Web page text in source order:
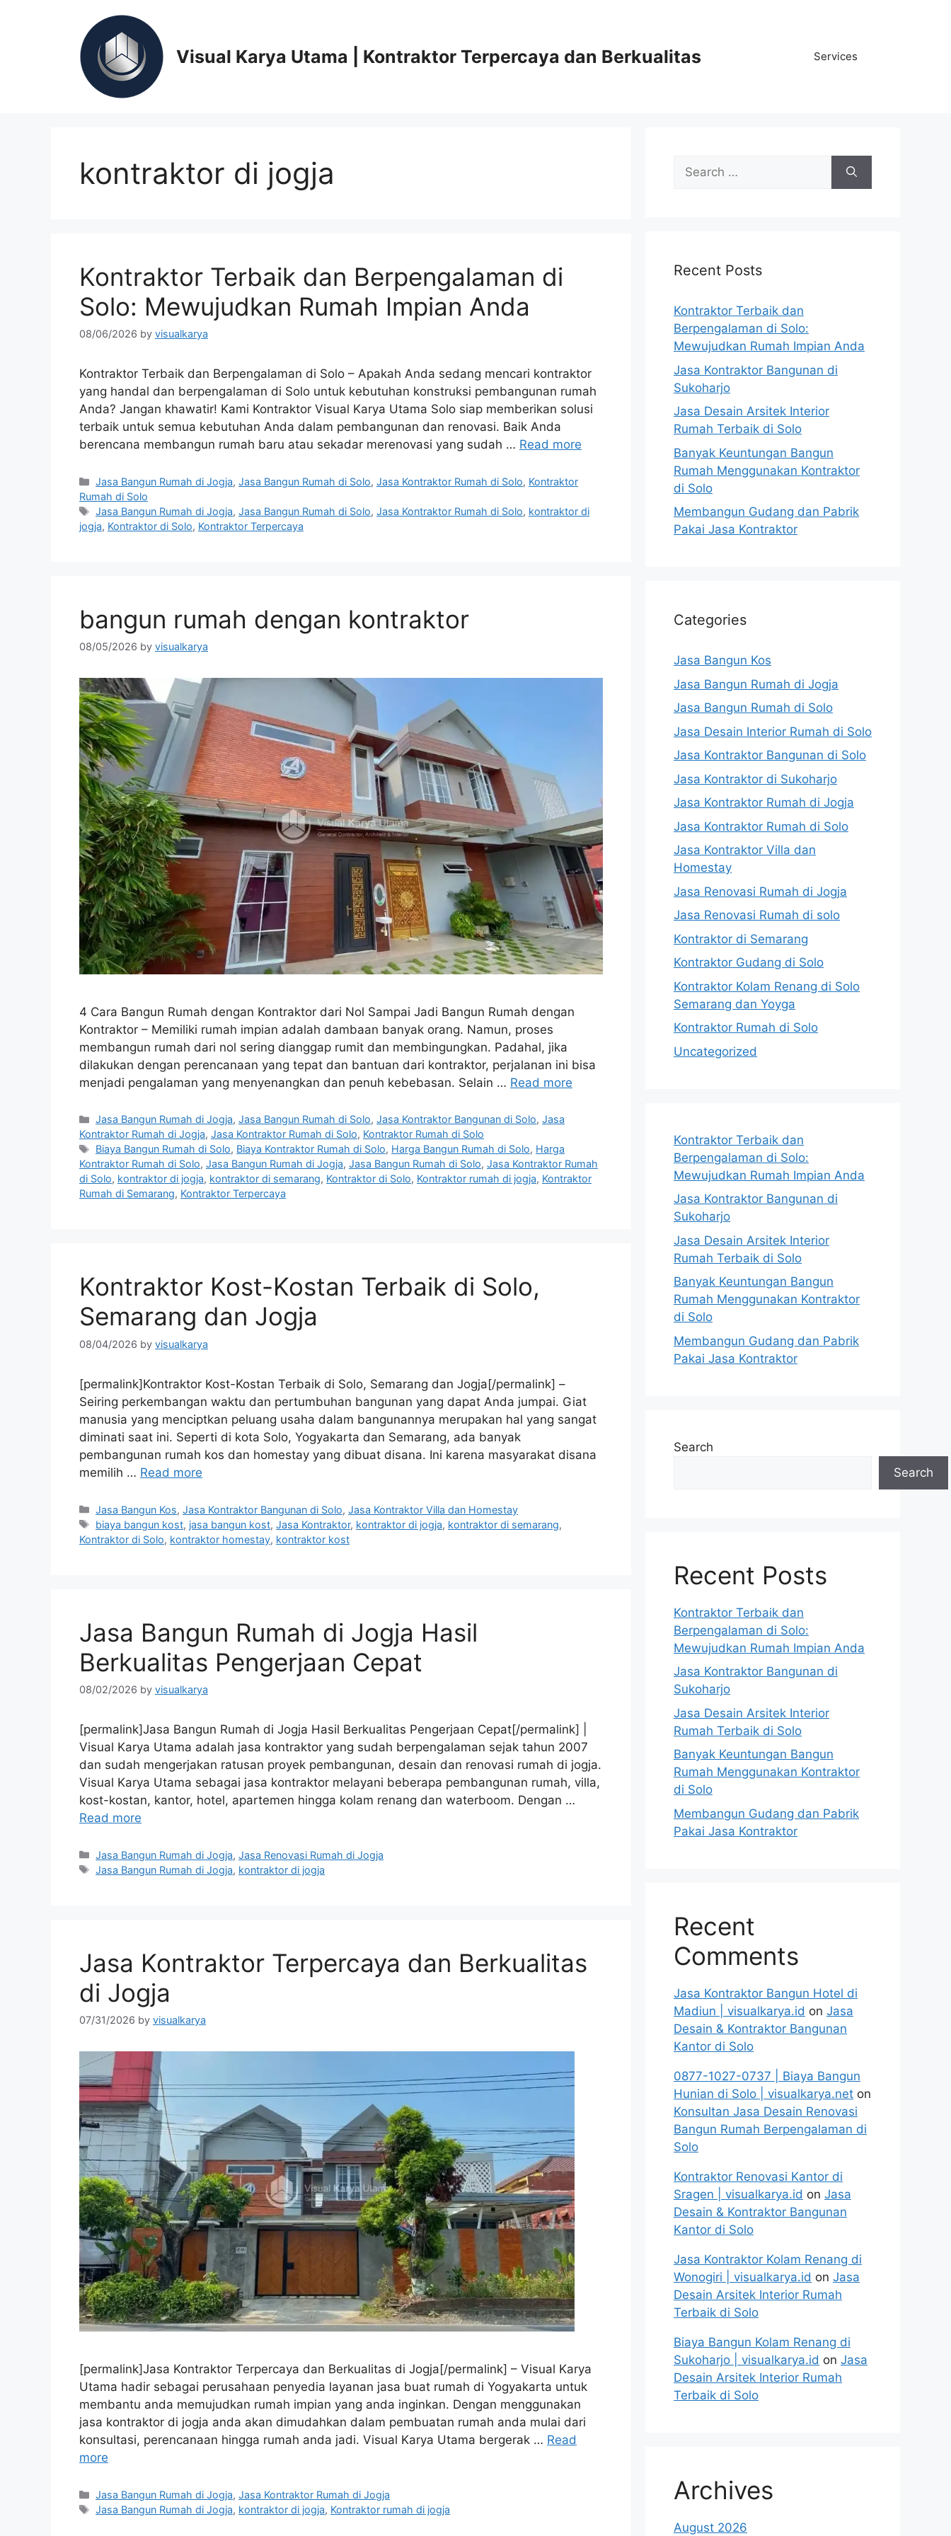
Visual Karya Utama | Kontraktor Terpercaya dan Berkualitas Services
kontraktor di jogja
Kontraktor Terbaik dan Berpengalaman di
Solo: Mewujudkan Rumah Impian Anda
08/06/2026 by visualkarya
Kontraktor Terbaik dan Berpengalaman di Solo – Apakah Anda sedang mencari kontraktor
yang handal dan berpengalaman di Solo untuk kebutuhan konstruksi pembangunan rumah
Anda? Jangan khawatir! Kami Kontraktor Visual Karya Utama Solo siap memberikan solusi
terbaik untuk semua kebutuhan Anda dalam pembangunan dan renovasi. Baik Anda
berencana membangun rumah baru atau sekadar merenovasi yang sudah … Read more
Categories
Jasa Bangun Rumah di Jogja,Jasa Bangun Rumah di Solo,Jasa Kontraktor Rumah di Solo, Kontraktor
Rumah di Solo
Tags
Jasa Bangun Rumah di Jogja,Jasa Bangun Rumah di Solo,Jasa Kontraktor Rumah di Solo, kontraktor di
jogja, Kontraktor di Solo, Kontraktor Terpercaya
bangun rumah dengan kontraktor
08/05/2026 by visualkarya
4 Cara Bangun Rumah dengan Kontraktor dari Nol Sampai Jadi Bangun Rumah dengan
Kontraktor – Memiliki rumah impian adalah dambaan banyak orang. Namun, proses
membangun rumah dari nol sering dianggap rumit dan membingungkan. Padahal, jika
dilakukan dengan perencanaan yang tepat dan bantuan dari kontraktor, perjalanan ini bisa
menjadi pengalaman yang menyenangkan dan penuh kebebasan. Selain … Read more
Categories
Jasa Bangun Rumah di Jogja,Jasa Bangun Rumah di Solo,Jasa Kontraktor Bangunan di Solo,Jasa
Kontraktor Rumah di Jogja, Jasa Kontraktor Rumah di Solo, Kontraktor Rumah di Solo
Tags
Biaya Bangun Rumah di Solo, Biaya Kontraktor Rumah di Solo, Harga Bangun Rumah di Solo, Harga
Kontraktor Rumah di Solo, Jasa Bangun Rumah di Jogja, Jasa Bangun Rumah di Solo, Jasa Kontraktor Rumah
di Solo, kontraktor di jogja, kontraktor di semarang, Kontraktor di Solo, Kontraktor rumah di jogja, Kontraktor
Rumah di Semarang, Kontraktor Terpercaya
Kontraktor Kost-Kostan Terbaik di Solo,
Semarang dan Jogja
08/04/2026 by visualkarya
[permalink]Kontraktor Kost-Kostan Terbaik di Solo, Semarang dan Jogja[/permalink] –
Seiring perkembangan waktu dan pertumbuhan bangunan yang dapat Anda jumpai. Giat
manusia yang menciptkan peluang usaha dalam bangunannya merupakan hal yang sangat
diminati saat ini. Seperti di kota Solo, Yogyakarta dan Semarang, ada banyak
pembangunan rumah kos dan homestay yang dibuat disana. Ini karena masyarakat disana
memilih … Read more
Categories
Jasa Bangun Kos,Jasa Kontraktor Bangunan di Solo,Jasa Kontraktor Villa dan Homestay
Tags
biaya bangun kost, jasa bangun kost,Jasa Kontraktor, kontraktor di jogja, kontraktor di semarang,
Kontraktor di Solo, kontraktor homestay, kontraktor kost
Jasa Bangun Rumah di Jogja Hasil
Berkualitas Pengerjaan Cepat
08/02/2026 by visualkarya
[permalink]Jasa Bangun Rumah di Jogja Hasil Berkualitas Pengerjaan Cepat[/permalink] |
Visual Karya Utama adalah jasa kontraktor yang sudah berpengalaman sejak tahun 2007
dan sudah mengerjakan ratusan proyek pembangunan, desain dan renovasi rumah di jogja.
Visual Karya Utama sebagai jasa kontraktor melayani beberapa pembangunan rumah, villa,
kost-kostan, kantor, hotel, apartemen hingga kolam renang dan waterboom. Dengan …
Read more
Categories
Jasa Bangun Rumah di Jogja,Jasa Renovasi Rumah di Jogja
Tags
Jasa Bangun Rumah di Jogja, kontraktor di jogja
Jasa Kontraktor Terpercaya dan Berkualitas
di Jogja
07/31/2026 by visualkarya
[permalink]Jasa Kontraktor Terpercaya dan Berkualitas di Jogja[/permalink] – Visual Karya
Utama hadir sebagai perusahaan penyedia layanan jasa buat rumah di Yogyakarta untuk
membantu anda memujudkan rumah impian yang anda inginkan. Dengan menggunakan
jasa kontraktor di jogja anda akan dimudahkan dalam pembuatan rumah anda mulai dari
konsultasi, perencanaan hingga rumah anda jadi. Visual Karya Utama bergerak … Read
more
Categories
Jasa Bangun Rumah di Jogja,Jasa Kontraktor Rumah di Jogja
Tags
Jasa Bangun Rumah di Jogja, kontraktor di jogja, Kontraktor rumah di jogja
Search
for:
Recent Posts
Kontraktor Terbaik dan
Berpengalaman di Solo:
Mewujudkan Rumah Impian Anda
Jasa Kontraktor Bangunan di
Sukoharjo
Jasa Desain Arsitek Interior
Rumah Terbaik di Solo
Banyak Keuntungan Bangun
Rumah Menggunakan Kontraktor
di Solo
Membangun Gudang dan Pabrik
Pakai Jasa Kontraktor
Categories
Jasa Bangun Kos
Jasa Bangun Rumah di Jogja
Jasa Bangun Rumah di Solo
Jasa Desain Interior Rumah di Solo
Jasa Kontraktor Bangunan di Solo
Jasa Kontraktor di Sukoharjo
Jasa Kontraktor Rumah di Jogja
Jasa Kontraktor Rumah di Solo
Jasa Kontraktor Villa dan
Homestay
Jasa Renovasi Rumah di Jogja
Jasa Renovasi Rumah di solo
Kontraktor di Semarang
Kontraktor Gudang di Solo
Kontraktor Kolam Renang di Solo
Semarang dan Yoyga
Kontraktor Rumah di Solo
Uncategorized
Kontraktor Terbaik dan
Berpengalaman di Solo:
Mewujudkan Rumah Impian Anda
Jasa Kontraktor Bangunan di
Sukoharjo
Jasa Desain Arsitek Interior
Rumah Terbaik di Solo
Banyak Keuntungan Bangun
Rumah Menggunakan Kontraktor
di Solo
Membangun Gudang dan Pabrik
Pakai Jasa Kontraktor
Search
Search
Recent Posts
Kontraktor Terbaik dan
Berpengalaman di Solo:
Mewujudkan Rumah Impian Anda
Jasa Kontraktor Bangunan di
Sukoharjo
Jasa Desain Arsitek Interior
Rumah Terbaik di Solo
Banyak Keuntungan Bangun
Rumah Menggunakan Kontraktor
di Solo
Membangun Gudang dan Pabrik
Pakai Jasa Kontraktor
Recent
Comments
Jasa Kontraktor Bangun Hotel di
Madiun | visualkarya.id on Jasa
Desain & Kontraktor Bangunan
Kantor di Solo
0877-1027-0737 | Biaya Bangun
Hunian di Solo | visualkarya.net on
Konsultan Jasa Desain Renovasi
Bangun Rumah Berpengalaman di
Solo
Kontraktor Renovasi Kantor di
Sragen | visualkarya.id on Jasa
Desain & Kontraktor Bangunan
Kantor di Solo
Jasa Kontraktor Kolam Renang di
Wonogiri | visualkarya.id on Jasa
Desain Arsitek Interior Rumah
Terbaik di Solo
Biaya Bangun Kolam Renang di
Sukoharjo | visualkarya.id on Jasa
Desain Arsitek Interior Rumah
Terbaik di Solo
Archives
August 2026